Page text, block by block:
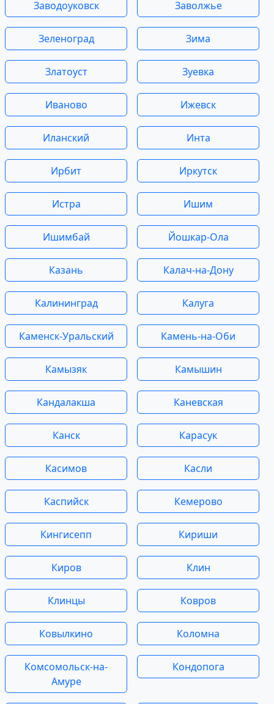
Заводоуковск Заволжье
Зеленоград Зима
Златоуст Зуевка
Иваново Ижевск
Иланский Инта
Ирбит Иркутск
Истра Ишим
Ишимбай Йошкар-Ола
Казань Калач-на-Дону
Калининград Калуга
Каменск-Уральский Камень-на-Оби
Камызяк Камышин
Кандалакша Каневская
Канск Карасук
Касимов Касли
Каспийск Кемерово
Кингисепп Кириши
Киров Клин
Клинцы Ковров
Ковылкино Коломна
Комсомольск-на-
Амуре
Кондопога